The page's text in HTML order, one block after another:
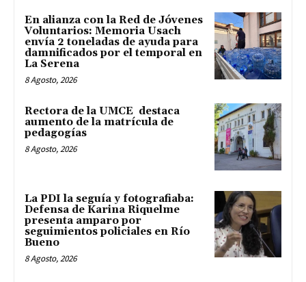
En alianza con la Red de Jóvenes
Voluntarios: Memoria Usach
envía 2 toneladas de ayuda para
damnificados por el temporal en
La Serena
8 Agosto, 2026
Rectora de la UMCE destaca
aumento de la matrícula de
pedagogías
8 Agosto, 2026
La PDI la seguía y fotografiaba:
Defensa de Karina Riquelme
presenta amparo por
seguimientos policiales en Río
Bueno
8 Agosto, 2026